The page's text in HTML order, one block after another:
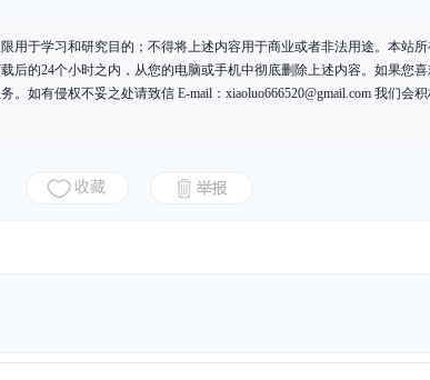
用于学习和研究目的；不得将上述内容用于商业或者非法用途。本站所
后的24个小时之内，从您的电脑或手机中彻底删除上述内容。如果您
。如有侵权不妥之处请致信 E-mail： xiaoluo666520@gmail.com 我们会